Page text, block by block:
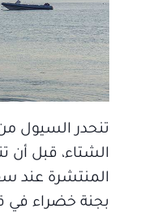
تنحدر السيول
الشتاء، قبل أن
المنتشرة عند
بجنة خضراء في